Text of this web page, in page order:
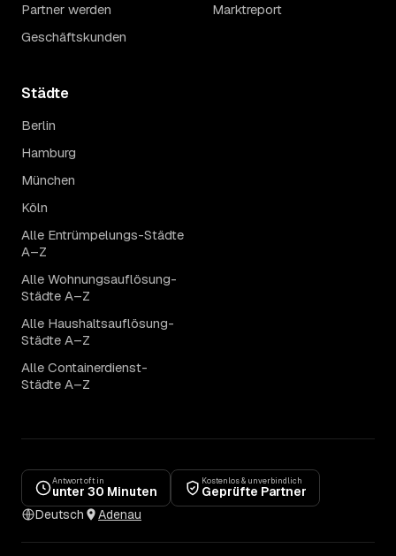
Partner werden
Geschäftskunden
Marktreport
Städte
Berlin
Hamburg
München
Köln
Alle Entrümpelungs-Städte
A–Z
Alle Wohnungsauflösung-
Städte A–Z
Alle Haushaltsauflösung-
Städte A–Z
Alle Containerdienst-
Städte A–Z
Antwort oft in
unter 30 Minuten
Kostenlos & unverbindlich
Geprüfte Partner
Deutsch
Adenau